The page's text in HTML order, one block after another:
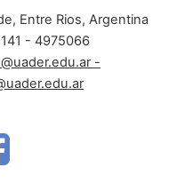
Entre Rios, Argentina
- 4975066
-